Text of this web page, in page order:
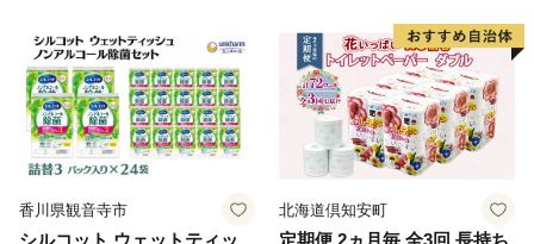
泡石鹸 石鹸 兵庫 兵庫県 小野
香川県観音寺市 北海道倶知安町